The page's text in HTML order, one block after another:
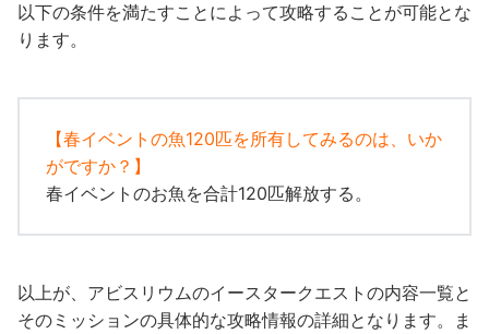
以下の条件を満たすことによって攻略することが可能とな
ります。
【春イベントの魚120匹を所有してみるのは、いか
がですか？ 】
春イベントのお魚を合計120匹解放する。
以上が、アビスリウムのイースタークエストの内容一覧と
そのミッションの具体的な攻略情報の詳細となります。ま